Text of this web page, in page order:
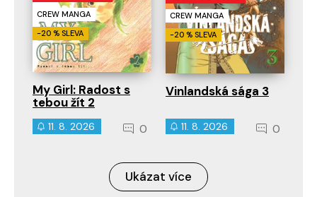
CREW MANGA
-20 % SLEVA
My Girl: Radost s
tebou žít 2
11. 8. 2026 0
CREW MANGA
-20 % SLEVA
Vinlandská sága 3
11. 8. 2026 0
Ukázat více